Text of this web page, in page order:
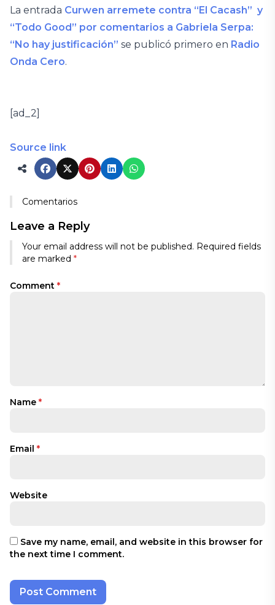
La entrada Curwen arremete contra “El Cacash” y
“Todo Good” por comentarios a Gabriela Serpa:
“No hay justificación” se publicó primero en Radio
Onda Cero.
[ad_2]
Source link
Comentarios
Leave a Reply
Your email address will not be published. Required fields
are marked *
Comment *
Name *
Email *
Website
Save my name, email, and website in this browser for
the next time I comment.